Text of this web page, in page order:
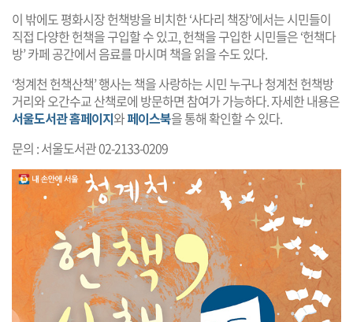
이 밖에도 평화시장 헌책방을 비치한 ‘사다리 책장’에서는 시민들이
직접 다양한 헌책을 구입할 수 있고, 헌책을 구입한 시민들은 ‘헌책다
방’ 카페 공간에서 음료를 마시며 책을 읽을 수도 있다.
‘청계천 헌책산책’ 행사는 책을 사랑하는 시민 누구나 청계천 헌책방
거리와 오간수교 산책로에 방문하면 참여가 가능하다. 자세한 내용은
서울도서관 홈페이지와페이스북을 통해 확인할 수 있다.
문의 : 서울도서관 02-2133-0209